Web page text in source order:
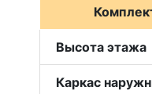
Высота этажа
Каркас